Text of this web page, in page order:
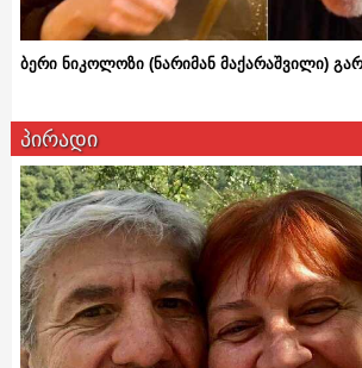
ბერი ნიკოლოზი (ნარიმან მაქარაშვილი)
პირადი